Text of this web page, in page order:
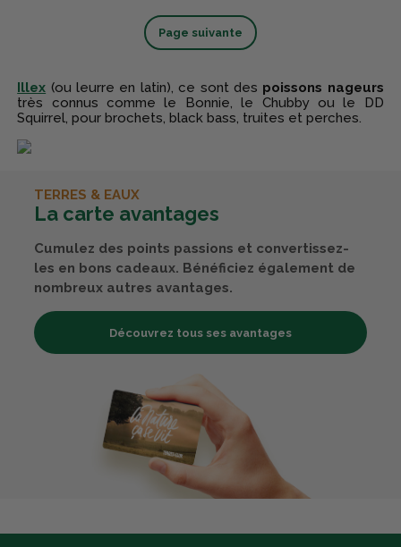
Page suivante
Illex (ou leurre en latin), ce sont des poissons nageurs
très connus comme le Bonnie, le Chubby ou le DD
Squirrel, pour brochets, black bass, truites et perches.
TERRES & EAUX
La carte avantages
Cumulez des points passions et convertissez-
les en bons cadeaux. Bénéficiez également de
nombreux autres avantages.
Découvrez tous ses avantages